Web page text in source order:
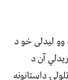
وو لیدلی خو د
آن د
داستانونه